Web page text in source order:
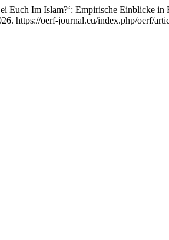
Euch Im Islam?‘: Empirische Einblicke
https://oerf-journal.eu/index.php/oerf/